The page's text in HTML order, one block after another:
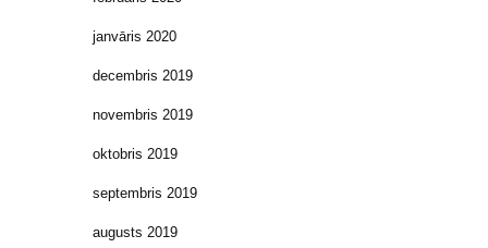
janvāris 2020
decembris 2019
novembris 2019
oktobris 2019
septembris 2019
augusts 2019